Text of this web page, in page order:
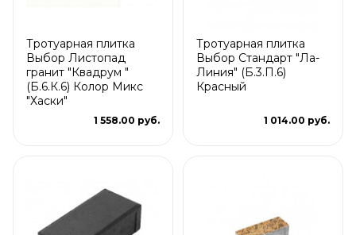
Тротуарная плитка
Выбор Листопад
гранит "Квадрум "
(Б.6.К.6) Колор Микс
"Хаски"
1 558.00 руб.
Тротуарная плитка
Выбор Стандарт "Ла-
Линия" (Б.3.П.6)
Красный
1 014.00 руб.